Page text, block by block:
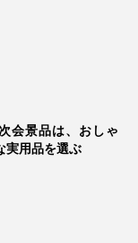
バーでお楽しみ
会景品は、おしゃ
実用品を選ぶ